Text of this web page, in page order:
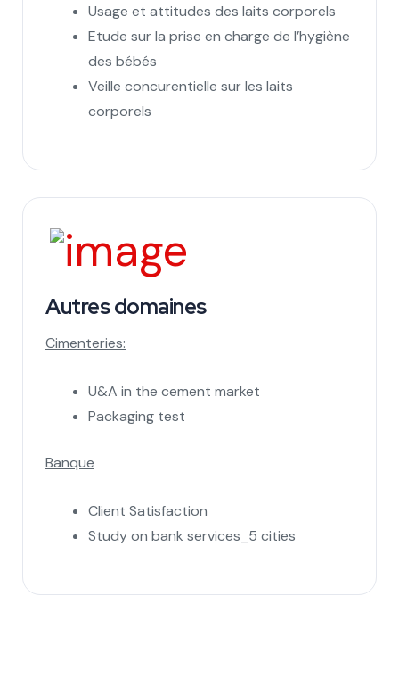
Usage et attitudes des laits corporels
Etude sur la prise en charge de l’hygiène
des bébés
Veille concurentielle sur les laits
corporels
Autres domaines
Cimenteries:
U&A in the cement market
Packaging test
Banque
Client Satisfaction
Study on bank services_5 cities